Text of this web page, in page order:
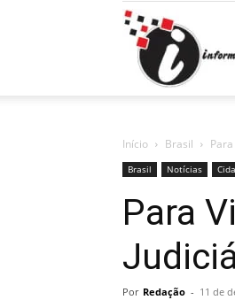
Início Brasil
Brasil Notícias
Para
Por Redação - 11 de